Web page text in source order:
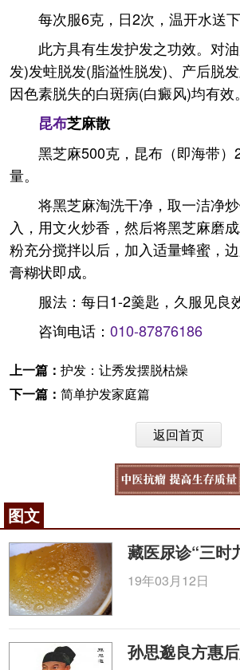
每次服6克，日2次，温开水送下
此方具有生发护发之功效。对
发)发蛀脱发(脂溢性脱发)、产后脱
因色素脱失的白斑病(白癜风)均有效。
昆布芝麻散
黑芝麻500克，昆布（即海带
量。
将黑芝麻淘洗干净，取一洁净
入，用文火炒香，然后将黑芝麻磨
粉充分搅拌以后，加入适量蜂蜜，
膏糊状即成。
服法：每日1-2羹匙，久服见良
咨询电话： 010-87876186
上一篇： 护发：让秀发摆脱枯燥
下一篇： 简单护发家庭篇
返回首页
图文
藏医尿诊“三时
19年03月12日
孙思邈良方惠